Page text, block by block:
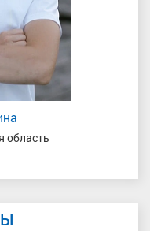
область